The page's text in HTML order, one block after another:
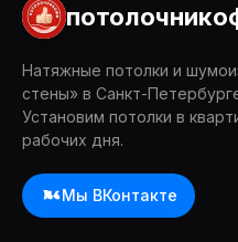
Натяжные потолки и
стены» в Санкт-
Установим потолки в
рабочих дня.
Мы ВКонтакте